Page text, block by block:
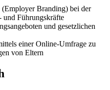
Branding) bei der
Führungskräfte
und gesetzlichen
einer Online-Umfrage zu
von Eltern